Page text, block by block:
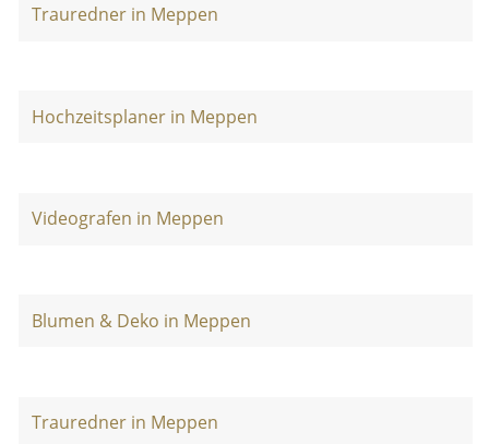
Trauredner in Meppen
Hochzeitsplaner in Meppen
Videografen in Meppen
Blumen & Deko in Meppen
Trauredner in Meppen